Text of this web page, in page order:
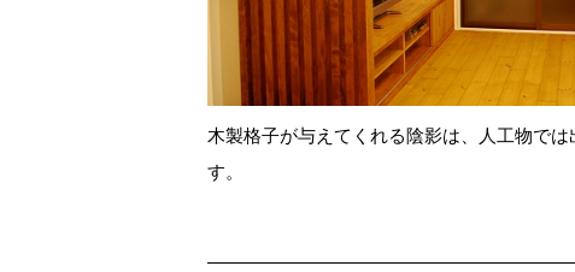
木製格子が与えてくれる陰影は、人工物では
す。